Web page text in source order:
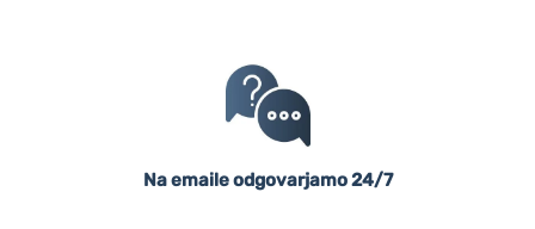
Na emaile odgovarjamo 24/7